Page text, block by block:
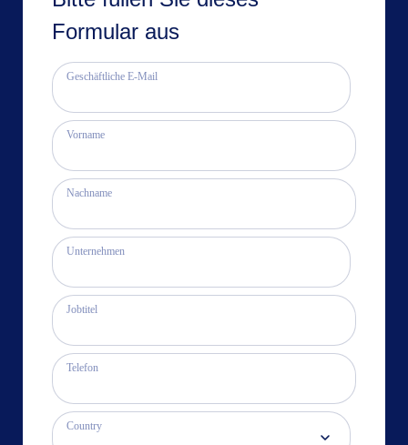
Formular aus
Geschäftliche E-Mail
Vorname
Nachname
Unternehmen
Jobtitel
Telefon
Country